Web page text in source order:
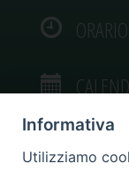
Informativa
Utilizziamo